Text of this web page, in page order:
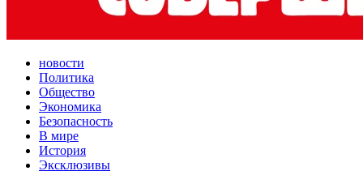
новости
Политика
Общество
Экономика
Безопасность
В мире
История
Эксклюзивы